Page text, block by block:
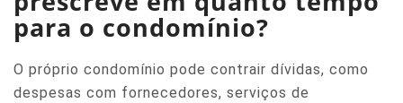
para o condomínio?
O próprio condomínio pode contrair dívidas, como
despesas com fornecedores, serviços de